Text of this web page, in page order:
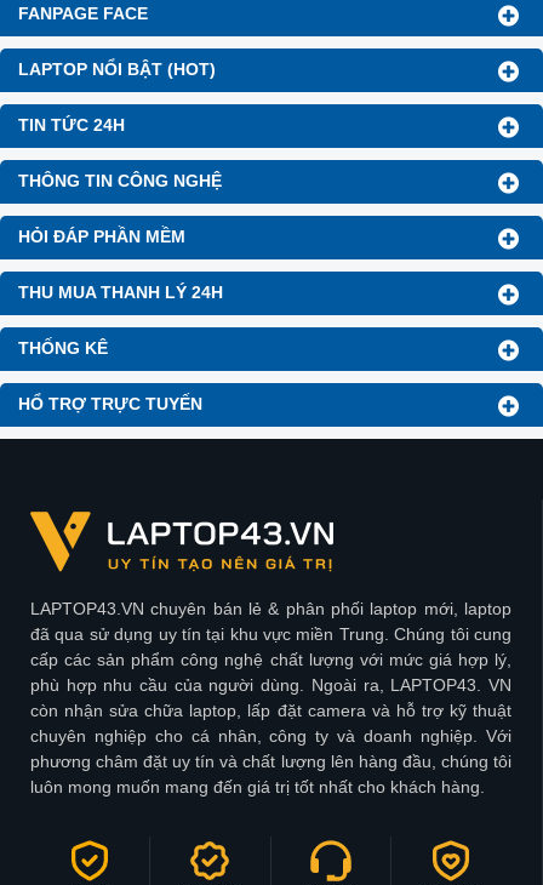
FANPAGE FACE
LAPTOP NỔI BẬT (HOT)
TIN TỨC 24H
THÔNG TIN CÔNG NGHỆ
HỎI ĐÁP PHẦN MỀM
THU MUA THANH LÝ 24H
THỐNG KÊ
HỔ TRỢ TRỰC TUYẾN
LAPTOP43.VN chuyên bán lẻ & phân phối laptop mới, laptop
đã qua sử dụng uy tín tại khu vực miền Trung. Chúng tôi cung
cấp các sản phẩm công nghệ chất lượng với mức giá hợp lý,
phù hợp nhu cầu của người dùng. Ngoài ra, LAPTOP43. VN
còn nhận sửa chữa laptop, lấp đặt camera và hỗ trợ kỹ thuật
chuyên nghiệp cho cá nhân, công ty và doanh nghiệp. Với
phương châm đặt uy tín và chất lượng lên hàng đầu, chúng tôi
luôn mong muốn mang đến giá trị tốt nhất cho khách hàng.